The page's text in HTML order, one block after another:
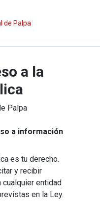
de Palpa
a la
Palpa
a información
es tu derecho.
y recibir
cualquier entidad
en la Ley.